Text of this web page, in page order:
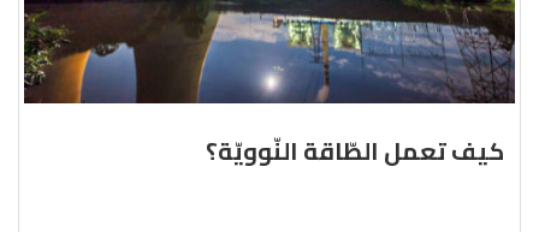
كيف تعمل الطّاقة النّوويّة؟